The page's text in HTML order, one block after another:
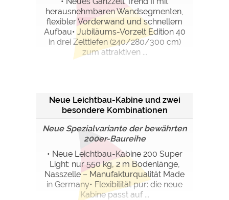
herausnehmbaren Wandsegmenten,
flexibler Vorderwand und schnellem
Aufbau• Jubiläums-Vorzelt Edition 40
in drei Zelttiefen (240/280/300 cm)
zum attraktiven ...
Neue Leichtbau-Kabine und zwei
besondere Kombinationen
Neue Spezialvariante der bewährten
200er-Baureihe
• Neue Leichtbau-Kabine 200 Super
Light: nur 550 kg, 2 m Bodenlänge,
Nasszelle – Manufakturqualität Made
in Germany• Flexibilität pur: die neue
Kabine passt auf ...